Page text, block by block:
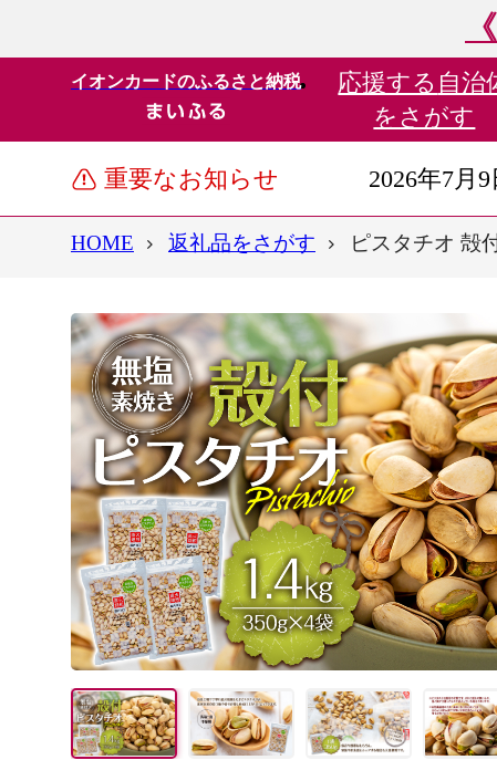
イオンカードのふるさと納税 応援する 自治
をさがす
重要なお知らせ 2026年7月9
HOME 返礼品をさがす ピスタチオ 殻